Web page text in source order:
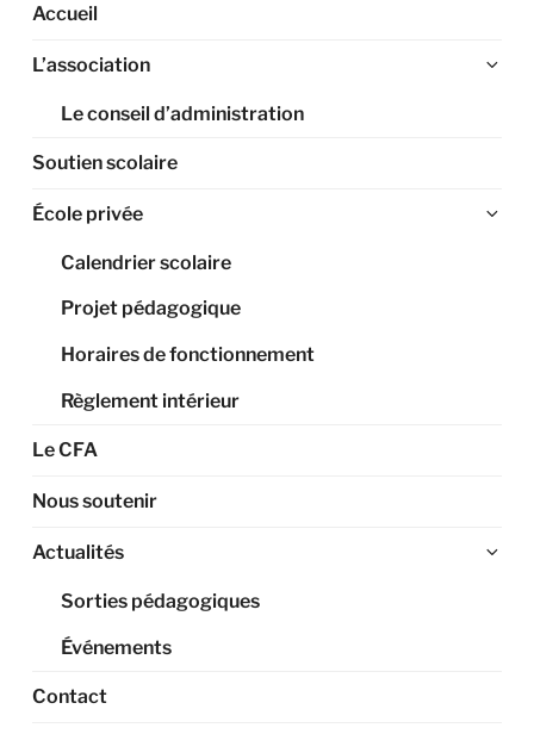
Accueil
L’association
Le conseil d’administration
Soutien scolaire
École privée
Calendrier scolaire
Projet pédagogique
Horaires de fonctionnement
Règlement intérieur
Le CFA
Nous soutenir
Actualités
Sorties pédagogiques
Événements
Contact